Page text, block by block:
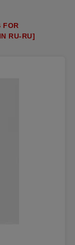
FOR
RU-RU]